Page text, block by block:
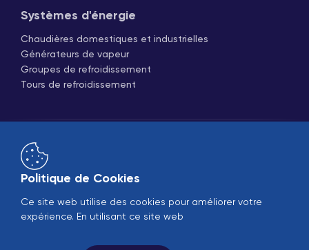
Systèmes d'énergie
Chaudières domestiques et industrielles
Générateurs de vapeur
Groupes de refroidissement
Tours de refroidissement
Ventes en ligne
Politique de Cookies
Ce site web utilise des cookies pour améliorer votre
expérience. En utilisant ce site web